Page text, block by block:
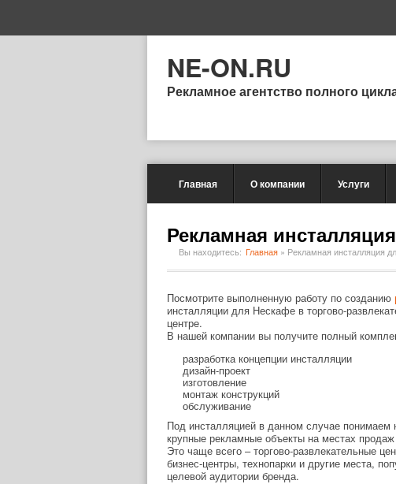
NE-ON.RU
Рекламное агентство полного
Главная О компании Услуги
Рекламная
Вы находитесь: Главная » Рекламная инсталляция
Посмотрите выполненную работу по созданию
инсталляции для Нескафе в торгово-
центре.
В нашей компании вы получите полный
разработка концепции инсталляции
дизайн-проект
изготовление
монтаж конструкций
обслуживание
Под инсталляцией в данном случае понимаем
крупные рекламные объекты на местах продаж
Это чаще всего – торгово-развлекательные
бизнес-центры, технопарки и другие места,
целевой аудитории бренда.